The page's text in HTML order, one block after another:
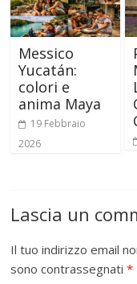
Messico
Yucatán:
colori e
anima Maya
19 Febbraio
2026
Lascia un
Il tuo indirizzo email
sono contrassegnati*